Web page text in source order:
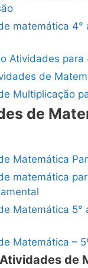
matemática 4°
Atividades para
de
Multiplicação
de
Matemática
matemática
Matemática 5°
Matemática –
de